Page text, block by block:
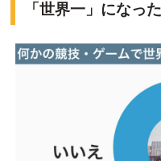
「世界一」になっ